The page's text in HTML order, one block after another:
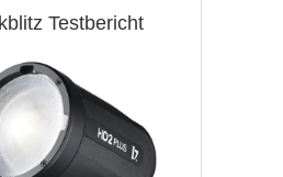
Testbericht